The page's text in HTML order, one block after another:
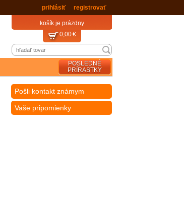
prihlásiť registrovať
a dopravné máte zadarmo
košík je prázdny
0,00 €
POSLEDNÉ
PRÍRASTKY
Pošli kontakt známym
Vaše pripomienky